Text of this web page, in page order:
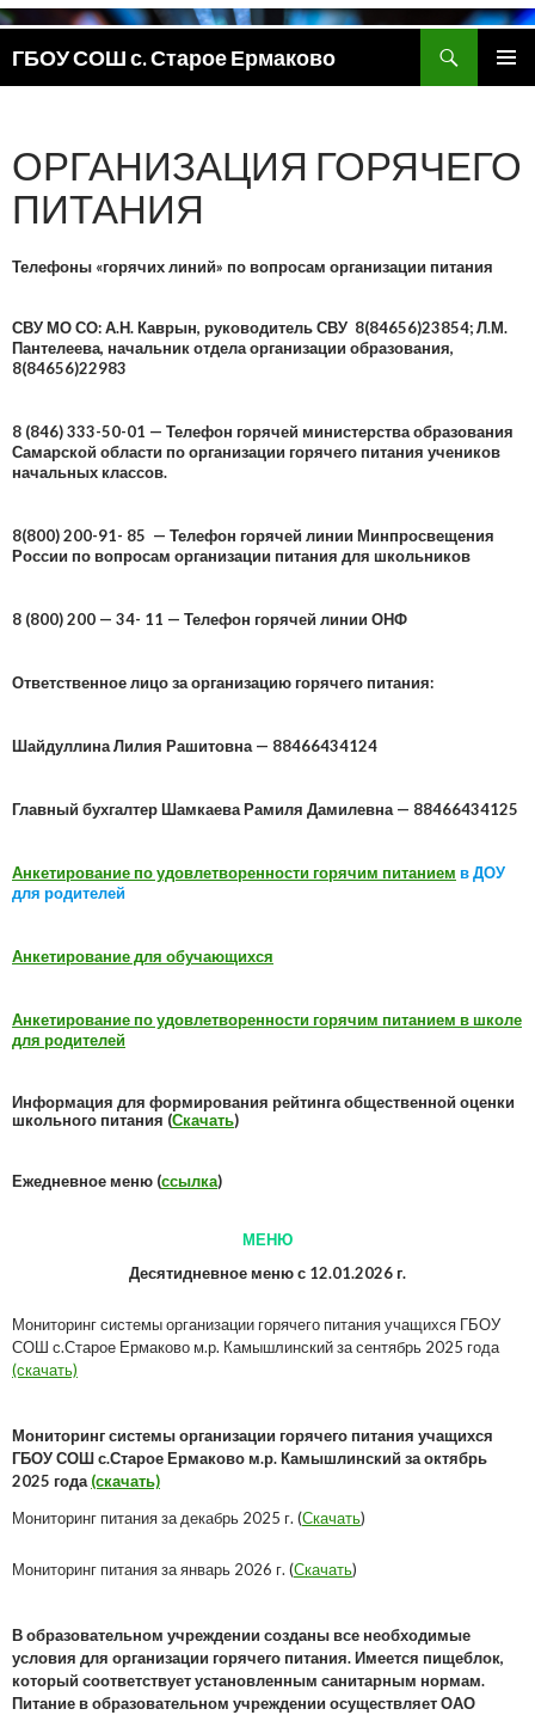
ГБОУ СОШ с. Старое Ермаково
ОРГАНИЗАЦИЯ ГОРЯЧЕГО
ПИТАНИЯ
Телефоны «горячих линий» по вопросам организации питания
СВУ МО СО: А.Н. Каврын, руководитель СВУ 8(84656)23854; Л.М.
Пантелеева, начальник отдела организации образования,
8(84656)22983
8 (846) 333-50-01 — Телефон горячей министерства образования
Самарской области по организации горячего питания учеников
начальных классов.
8(800) 200-91- 85 — Телефон горячей линии Минпросвещения
России по вопросам организации питания для школьников
8 (800) 200 — 34- 11 — Телефон горячей линии ОНФ
Ответственное лицо за организацию горячего питания:
Шайдуллина Лилия Рашитовна — 88466434124
Главный бухгалтер Шамкаева Рамиля Дамилевна — 88466434125
Анкетирование по удовлетворенности горячим питанием в ДОУ
для родителей
Анкетирование для обучающихся
Анкетирование по удовлетворенности горячим питанием в школе
для родителей
Информация для формирования рейтинга общественной оценки
школьного питания (Скачать)
Ежедневное меню (ссылка)
МЕНЮ
Десятидневное меню с 12.01.2026 г.
Мониторинг системы организации горячего питания учащихся ГБОУ
СОШ с.Старое Ермаково м.р. Камышлинский за сентябрь 2025 года
(скачать)
Мониторинг системы организации горячего питания учащихся
ГБОУ СОШ с.Старое Ермаково м.р. Камышлинский за октябрь
2025 года (скачать)
Мониторинг питания за декабрь 2025 г. (Скачать)
Мониторинг питания за январь 2026 г. (Скачать)
В образовательном учреждении созданы все необходимые
условия для организации горячего питания. Имеется пищеблок,
который соответствует установленным санитарным нормам.
Питание в образовательном учреждении осуществляет ОАО